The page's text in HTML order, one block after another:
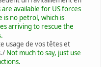
available for US forces
no petrol, which is
arriving to rescue the
usage de vos têtes et
Not much to say, just use